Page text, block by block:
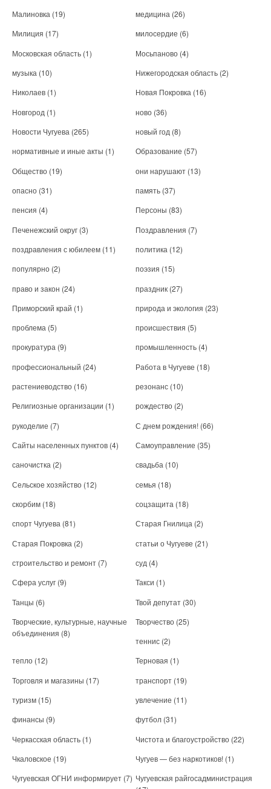
Малиновка (19) медицина (26)
Милиция (17) милосердие (6)
Московская область (1) Мосьпаново (4)
музыка (10) Нижегородская область (2)
Николаев (1) Новая Покровка (16)
Новгород (1) ново (36)
Новости Чугуева (265) новый год (8)
нормативные и иные акты (1) Образование (57)
Общество (19) они нарушают (13)
опасно (31) память (37)
пенсия (4) Персоны (83)
Печенежский округ (3) Поздравления (7)
поздравления с юбилеем (11) политика (12)
популярно (2) поэзия (15)
право и закон (24) праздник (27)
Приморский край (1) природа и экология (23)
проблема (5) происшествия (5)
прокуратура (9) промышленность (4)
профессиональный (24) Работа в Чугуеве (18)
растениеводство (16) резонанс (10)
Религиозные организации (1) рождество (2)
рукоделие (7) С днем рождения! (66)
Сайты населенных пунктов (4) Самоуправление (35)
саночистка (2) свадьба (10)
Сельское хозяйство (12) семья (18)
скорбим (18) соцзащита (18)
спорт Чугуева (81) Старая Гнилица (2)
Старая Покровка (2) статьи о Чугуеве (21)
строительство и ремонт (7) суд (4)
Сфера услуг (9) Такси (1)
Танцы (6) Твой депутат (30)
Творческие, культурные, научные
объединения (8)
Творчество (25)
теннис (2)
тепло (12) Терновая (1)
Торговля и магазины (17) транспорт (19)
туризм (15) увлечение (11)
финансы (9) футбол (31)
Черкасская область (1) Чистота и благоустройство (22)
Чкаловское (19) Чугуев — без наркотиков! (1)
Чугуевская ОГНИ информирует (7) Чугуевская райгосадминистрация